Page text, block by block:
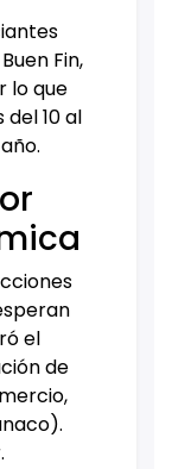
Fin,
lo que
10 al
el
de